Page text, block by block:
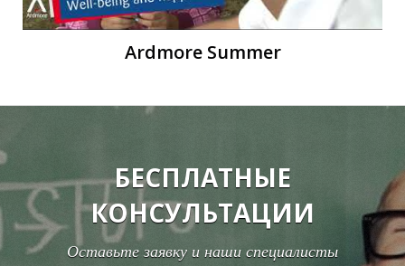
Ardmore Summer
БЕСПЛАТНЫЕ
КОНСУЛЬТАЦИИ
Оставьте заявку и наши специалисты